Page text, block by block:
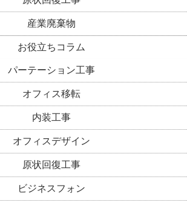
産業廃棄物
お役立ちコラム
パーテーション工事
オフィス移転
内装工事
オフィスデザイン
原状回復工事
ビジネスフォン